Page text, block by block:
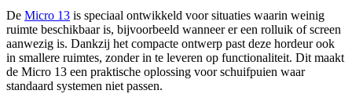
De Micro 13 is speciaal ontwikkeld voor situaties waarin weinig
ruimte beschikbaar is, bijvoorbeeld wanneer er een rolluik of screen
aanwezig is. Dankzij het compacte ontwerp past deze hordeur ook
in smallere ruimtes, zonder in te leveren op functionaliteit. Dit maakt
de Micro 13 een praktische oplossing voor schuifpuien waar
standaard systemen niet passen.